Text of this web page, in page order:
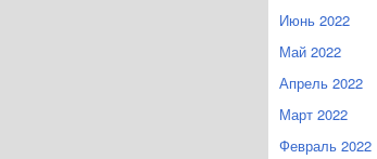
Июнь 2022
Май 2022
Апрель 2022
Март 2022
Февраль 2022